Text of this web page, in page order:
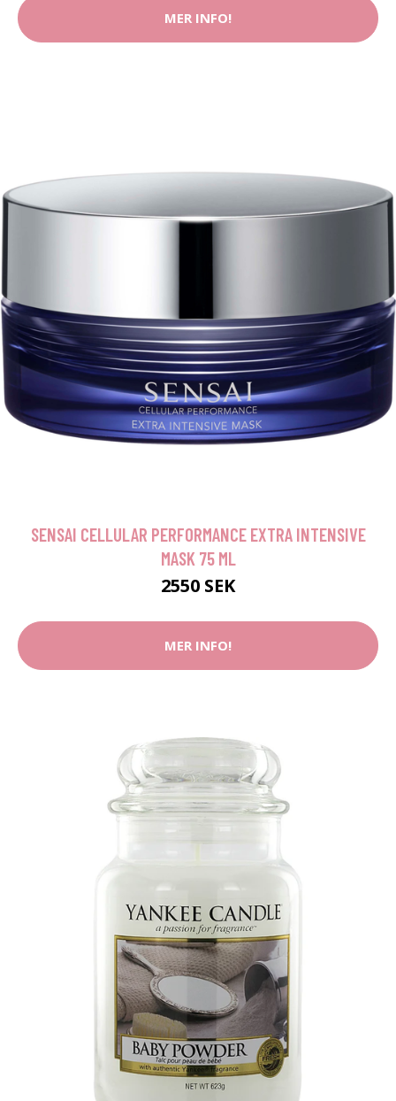
MER INFO!
SENSAI CELLULAR PERFORMANCE EXTRA INTENSIVE
MASK 75 ML
2550 SEK
MER INFO!